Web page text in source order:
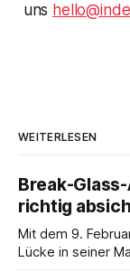
uns
WEITERLESEN
Break-
richtig
Mit dem 9.
Lücke in seiner